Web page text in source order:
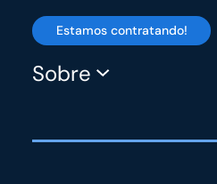
Estamos contratando!
Sobre